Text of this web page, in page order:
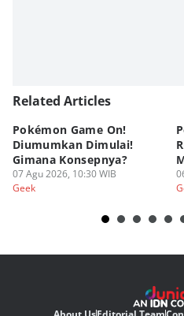
Related Articles
Pokémon Game On!
Diumumkan Dimulai!
Gimana Konsepnya?
07 Agu 2026, 10:30 WIB
Geek